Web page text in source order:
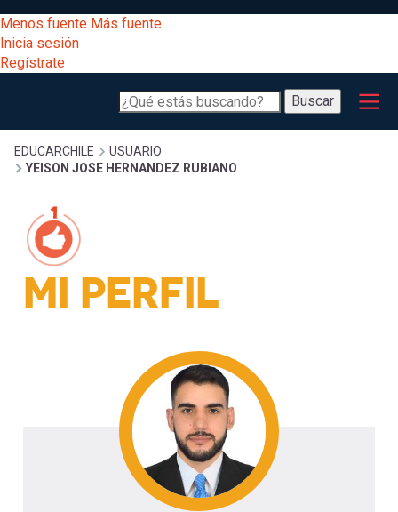
al
contenido
principal
[Educarchile
Escritorio]
Menú
entrar
cuenta
Menos fuente Más fuente
Inicia sesión
Regístrate
Buscar
Buscar
Menú
principal
Desarrollo
Expand
Gestión
Comunidad
Expand
Exploración
Expand
[Educarchile
Mobile]
Sobrescribir
enlaces
de
navegación
EDUCARCHILE
USUARIO
YEISON JOSE HERNANDEZ RUBIANO
MI PERFIL